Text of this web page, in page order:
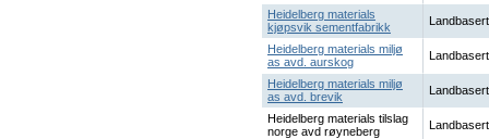
Heidelberg materials
kjøpsvik sementfabrikk
Landbasert
Heidelberg materials miljø
as avd. aurskog
Landbasert
Heidelberg materials miljø
as avd. brevik
Landbasert
Heidelberg materials tilslag
norge avd røyneberg
Landbasert